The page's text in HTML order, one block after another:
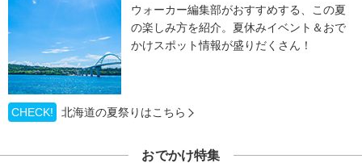
ウォーカー編集部がおすすめする、この夏
の楽しみ方を紹介。夏休みイベント＆おで
かけスポット情報が盛りだくさん！
CHECK! 北海道の夏祭りはこちら
おでかけ特集